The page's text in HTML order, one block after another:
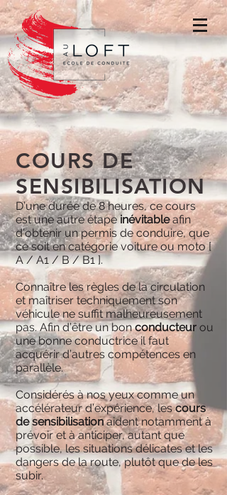
COURS DE
SENSIBILISATION
D’une durée de 8 heures, ce cours
est une autre étapeinévitableafin
d’obtenir un permis de conduire, que
ce soit en catégorie voiture ou moto [
A / A1 / B / B1 ].
Connaître les règles de la circulation
et maîtriser techniquement son
véhicule ne suffit malheureusement
pas. Afin d’être un bonconducteur ou
une bonne conductrice il faut
acquérir d’autres compétences en
parallèle.
Considérés à nos yeux comme un
accélérateur d’expérience, lescours
de sensibilisationaident notamment à
prévoir et à anticiper, autant que
possible, les situations délicates et les
dangers de la route, plutôt que de les
subir.